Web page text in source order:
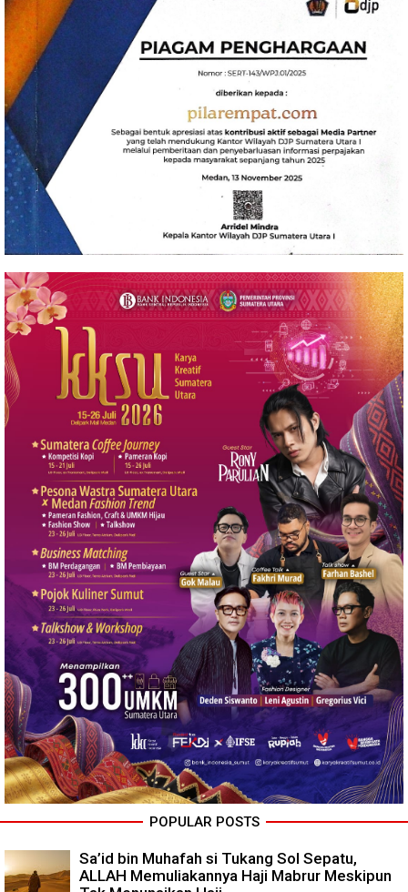
POPULAR POSTS
Sa’id bin Muhafah si Tukang Sol Sepatu,
ALLAH Memuliakannya Haji Mabrur Meskipun